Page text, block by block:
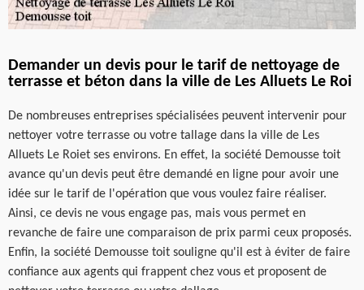
Demander un devis pour le tarif de nettoyage de
terrasse et béton dans la ville de Les Alluets Le Roi
De nombreuses entreprises spécialisées peuvent intervenir pour
nettoyer votre terrasse ou votre tallage dans la ville de Les
Alluets Le Roiet ses environs. En effet, la société Demousse toit
avance qu'un devis peut être demandé en ligne pour avoir une
idée sur le tarif de l'opération que vous voulez faire réaliser.
Ainsi, ce devis ne vous engage pas, mais vous permet en
revanche de faire une comparaison de prix parmi ceux proposés.
Enfin, la société Demousse toit souligne qu'il est à éviter de faire
confiance aux agents qui frappent chez vous et proposent de